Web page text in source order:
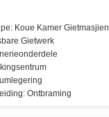
Koue Kamer Gietmasjien
Gietwerk
Ontbraming